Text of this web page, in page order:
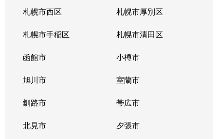
札幌市西区 札幌市厚別区
札幌市手稲区 札幌市清田区
函館市 小樽市
旭川市 室蘭市
釧路市 帯広市
北見市 夕張市